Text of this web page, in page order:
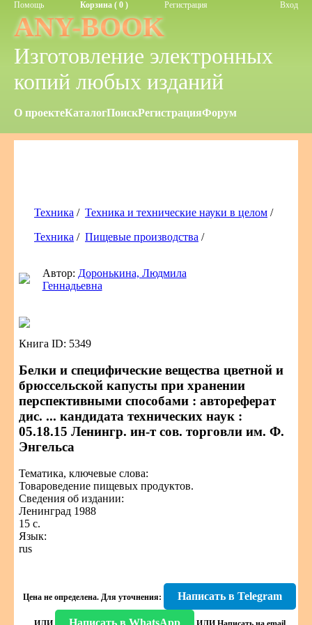
Помощь Корзина ( 0 ) Регистрация Вход
ANY-BOOK
Изготовление электронных
копий любых изданий
О проектеКаталогПоискРегистрацияФорум
Техника / Техника и технические науки в целом /
Техника / Пищевые производства /
Автор: Доронькина, Людмила
Геннадьевна
Книга ID: 5349
Белки и специфические вещества цветной и
брюссельской капусты при хранении
перспективными способами : автореферат
дис. ... кандидата технических наук :
05.18.15 Ленингр. ин-т сов. торговли им. Ф.
Энгельса
Тематика, ключевые слова:
Товароведение пищевых продуктов.
Сведения об издании:
Ленинград 1988
15 с.
Язык:
rus
Цена не определена. Для уточнения: Написать в Telegram
Написать в WhatsApp